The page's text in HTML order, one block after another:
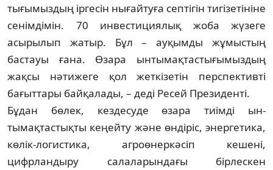
тығымыздың іргесін нығайтуға септігін ти­гізетініне
сенімдімін. 70 инвестициялық жо­­ба жүзеге
асырылып жатыр. Бұл – ау­қым­­ды жұмыстың
бастауы ғана. Өзара ын­ты­мақтастығымыздың
жақсы нәтижеге қол жет­кізетін перспективті
бағыттары бай­қала­ды, – деді Ресей Президенті.
Бұдан бөлек, кездесуде өзара тиімді ын­
тымақтастықты кеңейту және өндіріс, энер­гетика,
көлік-логистика, агро­өнер­кәсіп ке­ше­ні,
цифрландыру салала­рын­дағы бір­лес­кен